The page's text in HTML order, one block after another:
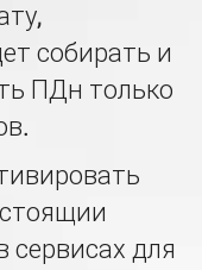
собирать и
ПДн только
сервисах для